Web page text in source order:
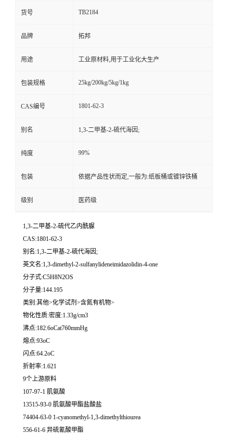
货号 TB2184
品牌 拓邦
用途 工业原材料,用于工业化大生产
包装规格 25kg/200kg/5kg/1kg
CAS编号 1801-62-3
别名 1,3-二甲基-2-硫代海因;
纯度 99%
包装 依据产品性状而定,一般为:纸板桶或镀锌铁桶
级别 医药级
1,3-二甲基-2-硫代乙内酰脲
CAS:1801-62-3
别名:1,3-二甲基-2-硫代海因;
英文名:1,3-dimethyl-2-sulfanylideneimidazolidin-4-one
分子式:C5H8N2OS
分子量:144.195
类别:其他>化学试剂>含氮有机物>
物化性质:密度:1.33g/cm3
沸点:182.6oCat760mmHg
熔点:93oC
闪点:64.2oC
折射率:1.621
9个上游原料
107-97-1 肌氨酸
13515-93-0 肌氨酸甲酯盐酸盐
74404-63-0 1-cyanomethyl-1,3-dimethylthiourea
556-61-6 异硫氰酸甲酯